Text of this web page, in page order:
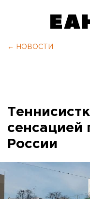
← НОВОСТИ
сенсацией
России